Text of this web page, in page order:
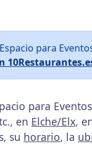
para
para
en Elche/Elx,
su horario, la